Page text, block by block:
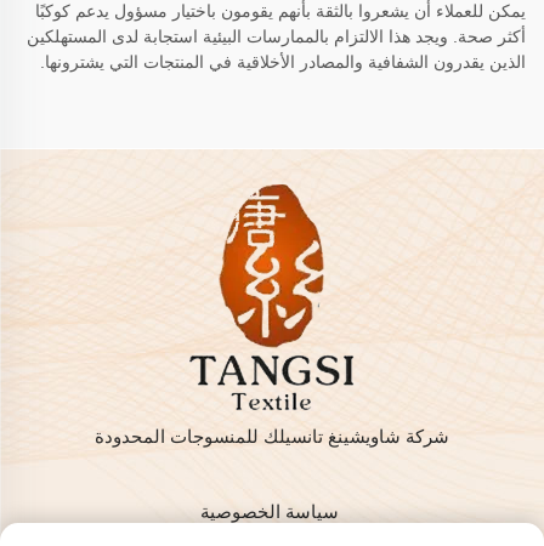
يمكن للعملاء أن يشعروا بالثقة بأنهم يقومون باختيار مسؤول يدعم كوكبًا
أكثر صحة. ويجد هذا الالتزام بالممارسات البيئية استجابة لدى المستهلكين
الذين يقدرون الشفافية والمصادر الأخلاقية في المنتجات التي يشترونها.
شركة شاويشينغ تانسيلك للمنسوجات المحدودة
سياسة الخصوصية